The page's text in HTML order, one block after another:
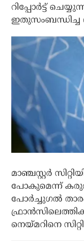
റിപ്പോര്‍ട്ട്
ഇതുസംബന്ധിച്ച
മാഞ്ചസ്റ്റര്‍
പോകുമെന്ന്
പോര്‍ച്ചുഗല്‍
നെയ്മറിനെ